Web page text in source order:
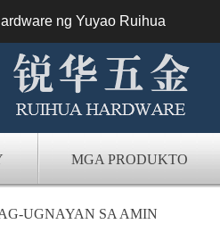
ng Yuyao Ruihua
MGA PRODUKTO
UGNAYAN SA AMIN